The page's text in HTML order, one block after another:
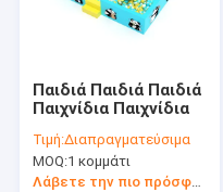
Παιδιά Παιδιά Παιδιά
Παιχνίδια Παιχνίδια
Τιμή:Διαπραγματεύσιμα
MOQ:1 κομμάτι
Λάβετε την πιο πρόσφατη τιμή